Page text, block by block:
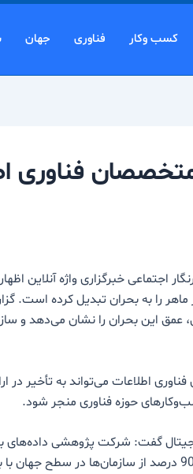
کسب وکار فناوری جهان
فناوری
اجتماعی خبرگزاری واژه آنلاین
ماهر را به بحران تبدیل کرده
این بحران را نشان می‌دهد و
اطلاعات می‌تواند به تأخیر در
حوزه فناوری منجر شود.
پیش‌بینی کرده تا دو سال آینده 90 درصد از